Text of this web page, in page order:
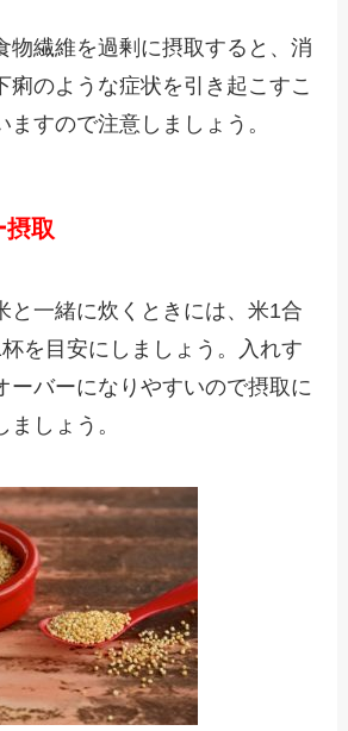
物繊維を過剰に摂取すると、消
痢のような症状を引き起こすこ
ますので注意しましょう。
摂取
と一緒に炊くときには、米1合
を目安にしましょう。入れす
ーバーになりやすいので摂取に
しょう。